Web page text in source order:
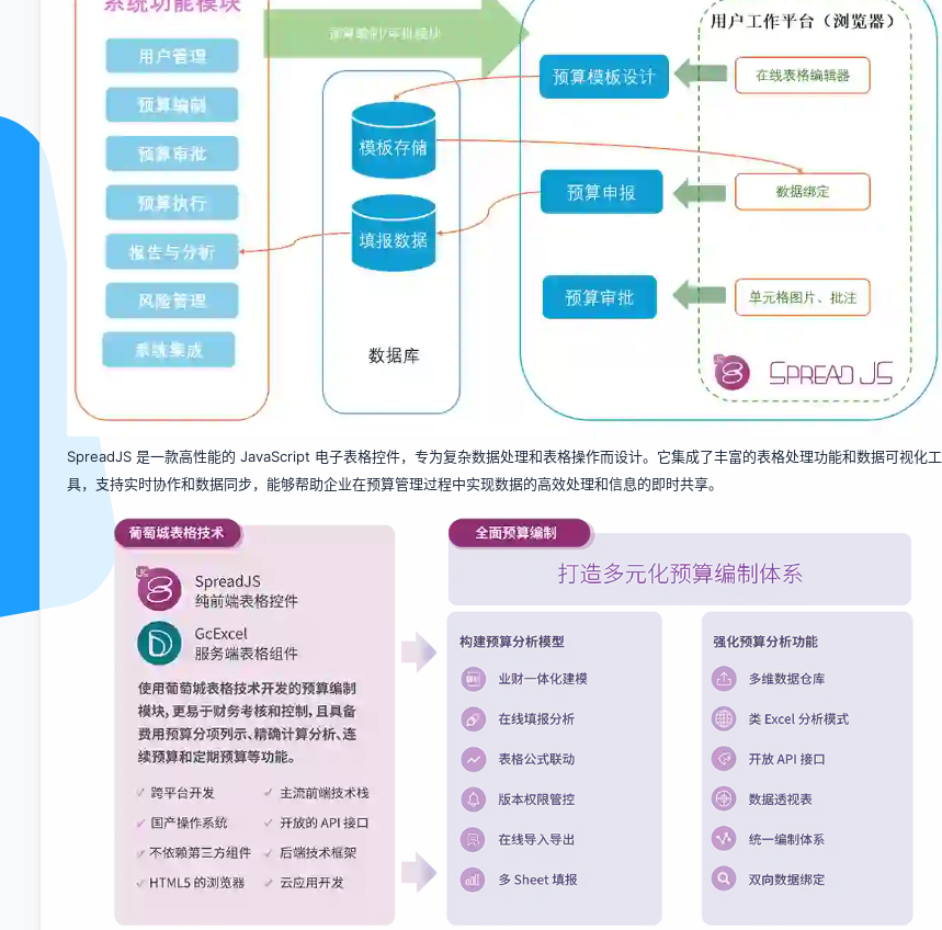
SpreadJS 是一款高性能的 JavaScript 电子表格控件，专为复杂数据处理和表格操作而设计。它集成了丰富的表格处理功能和数据可视化工
具，支持实时协作和数据同步，能够帮助企业在预算管理过程中实现数据的高效处理和信息的即时共享。